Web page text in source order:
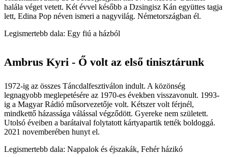
halála véget vetett. Két évvel később a Dzsingisz Kán együttes tagja
lett, Edina Pop néven ismeri a nagyvilág. Németországban él.
Legismertebb dala: Egy fiú a házból
Ambrus Kyri - Ő volt az első tinisztárunk
1972-ig az összes Táncdalfesztiválon indult. A közönség
legnagyobb meglepetésére az 1970-es években visszavonult. 1993-
ig a Magyar Rádió műsorvezetője volt. Kétszer volt férjnél,
mindkettő házassága válással végződött. Gyereke nem született.
Utolsó éveiben a barátaival folytatott kártyapartik tették boldoggá.
2021 novemberében hunyt el.
Legismertebb dala: Nappalok és éjszakák, Fehér házikó